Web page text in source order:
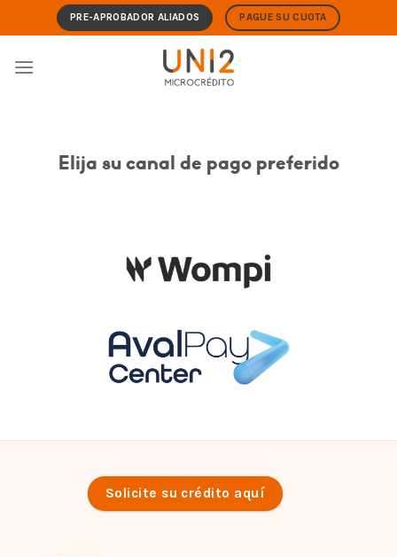
to
PRE-APROBADOR ALIADOS PAGUE SU CUOTA
Elija su canal de pago preferido
Solicite su crédito aquí